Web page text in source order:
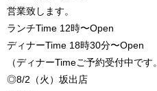
営業致します。
ランチTime 12時〜Open
ディナーTime 18時30分〜Open
（ディナーTimeご予約受付中です
◎8/2（火）坂出店